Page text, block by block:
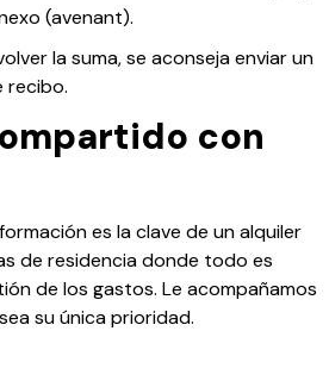
(avenant).
la suma, se aconseja enviar un
recibo.
con
es la clave de un alquiler
de residencia donde todo es
de los gastos. Le acompañamos
su única prioridad.